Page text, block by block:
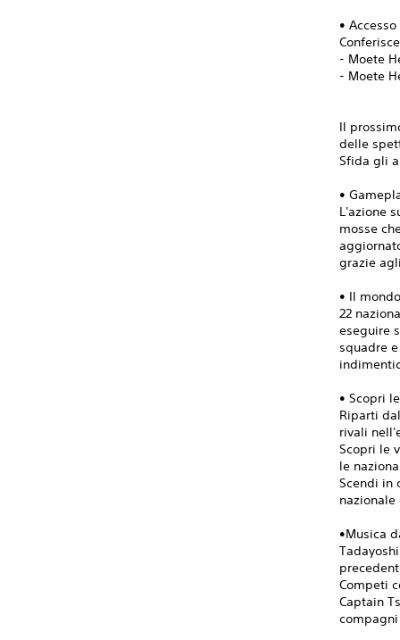
•
- Moete
- Moete
Il
delle
Sfida gli
•
L'azione
mosse
grazie
• Il
22
eseguire
squadre
• Scopri
Riparti
rivali
Scopri le
le
Scendi in
•Musica
Competi
Captain